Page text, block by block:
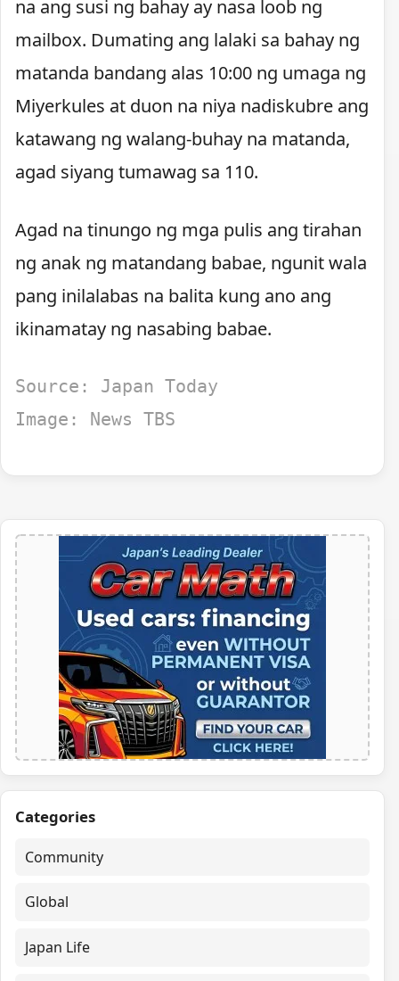
na ang susi ng bahay ay nasa loob ng
mailbox. Dumating ang lalaki sa bahay ng
matanda bandang alas 10:00 ng umaga ng
Miyerkules at duon na niya nadiskubre ang
katawang ng walang-buhay na matanda,
agad siyang tumawag sa 110.
Agad na tinungo ng mga pulis ang tirahan
ng anak ng matandang babae, ngunit wala
pang inilalabas na balita kung ano ang
ikinamatay ng nasabing babae.
Source: Japan Today
Image: News TBS
Categories
Community
Global
Japan Life